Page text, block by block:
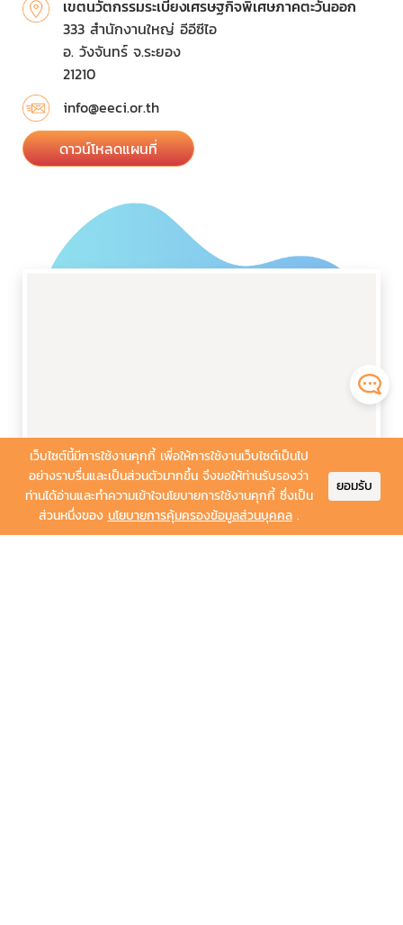
เขตนวัตกรรมระเบียงเศรษฐกิจพิเศษภาคตะวันออก
333 สำนักงานใหญ่ อีอีซีไอ
อ. วังจันทร์ จ.ระยอง
21210
info@eeci.or.th
ดาวน์โหลดแผนที่
เว็บไซต์นี้มีการใช้งานคุกกี้ เพื่อให้การใช้งานเว็บไซต์เป็นไป
อย่างราบรื่นและเป็นส่วนตัวมากขึ้น จึงขอให้ท่านรับรองว่า
ท่านได้อ่านและทำความเข้าใจนโยบายการใช้งานคุกกี้ ซึ่งเป็น
ส่วนหนึ่งของ นโยบายการคุ้มครองข้อมูลส่วนบุคคล.
ยอมรับ